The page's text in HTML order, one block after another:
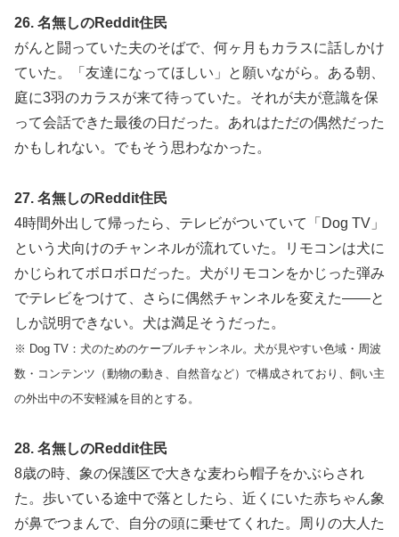
26. 名無しのReddit住民
がんと闘っていた夫のそばで、何ヶ月もカラスに話しかけ
ていた。「友達になってほしい」と願いながら。ある朝、
庭に3羽のカラスが来て待っていた。それが夫が意識を保
って会話できた最後の日だった。あれはただの偶然だった
かもしれない。でもそう思わなかった。
27. 名無しのReddit住民
4時間外出して帰ったら、テレビがついていて「Dog TV」
という犬向けのチャンネルが流れていた。リモコンは犬に
かじられてボロボロだった。犬がリモコンをかじった弾み
でテレビをつけて、さらに偶然チャンネルを変えた——と
しか説明できない。犬は満足そうだった。
※ Dog TV：犬のためのケーブルチャンネル。犬が見やすい色域・周波
数・コンテンツ（動物の動き、自然音など）で構成されており、飼い主
の外出中の不安軽減を目的とする。
28. 名無しのReddit住民
8歳の時、象の保護区で大きな麦わら帽子をかぶらされ
た。歩いている途中で落としたら、近くにいた赤ちゃん象
が鼻でつまんで、自分の頭に乗せてくれた。周りの大人た